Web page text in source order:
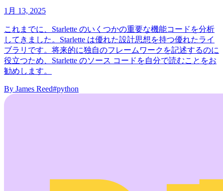
1月 13, 2025
これまでに、Starlette のいくつかの重要な機能コードを分析
してきました。Starlette は優れた設計思想を持つ優れたライ
ブラリです。将来的に独自のフレームワークを記述するのに
役立つため、Starlette のソース コードを自分で読むことをお
勧めします。
By James Reed#python